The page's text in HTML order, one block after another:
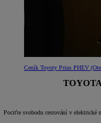
Ceník Toyoty Prius PHEV
Pociťte svobodu cestování v